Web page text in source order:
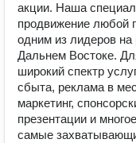
акции. Наша
продвижение любой
одним из лидеров на
Дальнем Востоке.
широкий спектр
сбыта, реклама в
маркетинг,
презентации и
самые